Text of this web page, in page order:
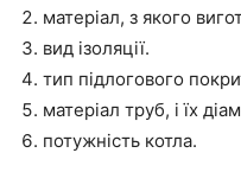
матеріал, з якого
вид ізоляції.
тип підлогового
матеріал труб, і їх
потужність котла.